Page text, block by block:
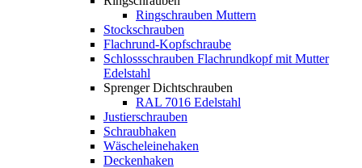
Ringschrauben Muttern
Stockschrauben
Flachrund-Kopfschraube
Schlossschrauben Flachrundkopf mit Mutter
Edelstahl
Sprenger Dichtschrauben
RAL 7016 Edelstahl
Justierschrauben
Schraubhaken
Wäscheleinehaken
Deckenhaken